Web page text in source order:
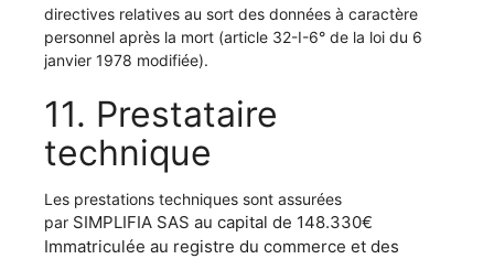
directives relatives au sort des données à caractère
personnel après la mort (article 32-I-6° de la loi du 6
janvier 1978 modifiée).
11. Prestataire
technique
Les prestations techniques sont assurées
par SIMPLIFIA SAS au capital de 148.330€
Immatriculée au registre du commerce et des